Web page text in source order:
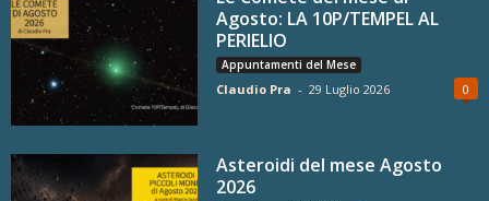
Agosto: LA 10P/TEMPEL AL
PERIELIO
Appuntamenti del Mese
Claudio Pra - 29 Luglio 2026 0
Asteroidi del mese Agosto
2026